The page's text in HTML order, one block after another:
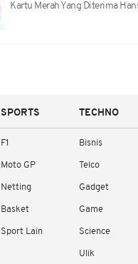
Kartu Merah Yang Diterima
SPORTS
F1
Moto GP
Netting
Basket
Sport Lain
TECHNO
Bisnis
Telco
Gadget
Game
Science
Ulik